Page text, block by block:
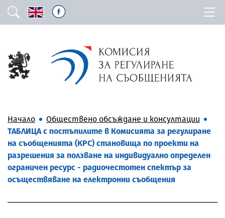
Начало
Обществено обсъждане и консултации
ТАБЛИЦА с постъпилите в Комисията за регулиране
на съобщенията (КРС) становища по проекти на
разрешения за ползване на индивидуално определен
ограничен ресурс - радиочестотен спектър за
осъществяване на електронни съобщения